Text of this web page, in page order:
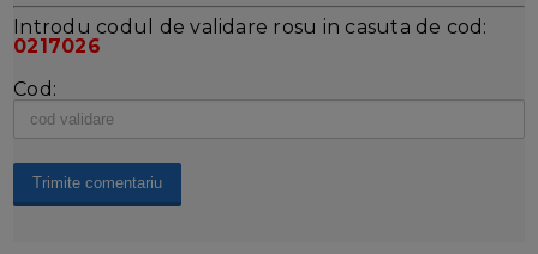
Introdu codul de validare rosu in casuta de cod:
0217026
Cod: